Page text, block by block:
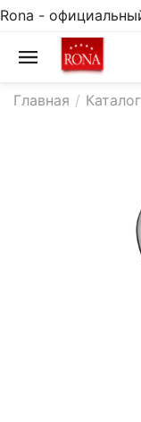
Rona -
Главная / Каталог